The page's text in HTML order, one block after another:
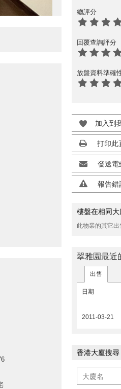
總評分
回覆查詢評分
放盤資料準確
加入到
打印此
發送電
報告錯
樓盤在相同大
此物業的其它出
翠雅園最近
出售
日期
2011-03-21
香港大廈搜尋